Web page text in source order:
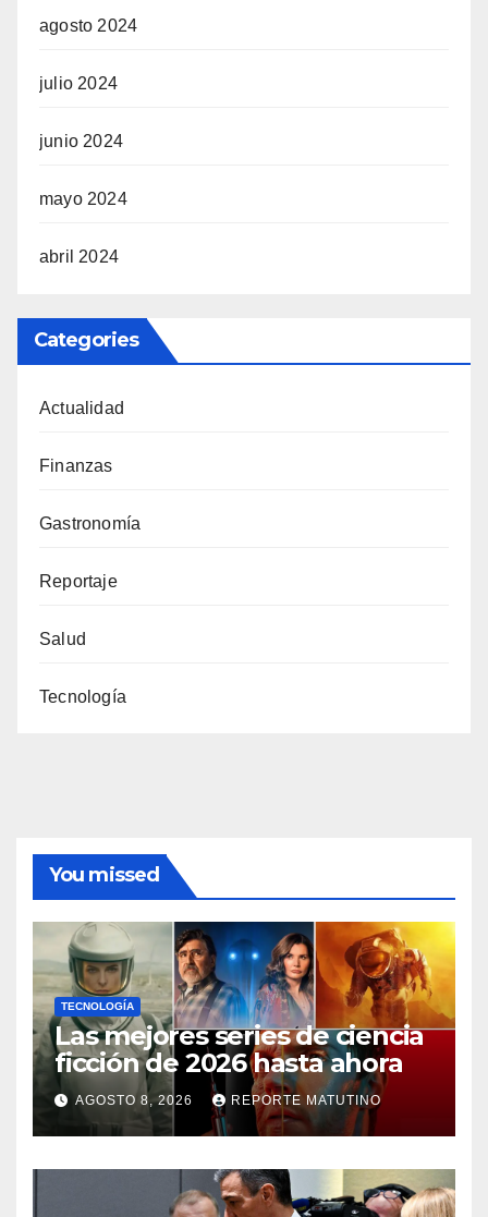
agosto 2024
julio 2024
junio 2024
mayo 2024
abril 2024
Categories
Actualidad
Finanzas
Gastronomía
Reportaje
Salud
Tecnología
You missed
TECNOLOGÍA
Las mejores series de ciencia
ficción de 2026 hasta ahora
AGOSTO 8, 2026 REPORTE MATUTINO